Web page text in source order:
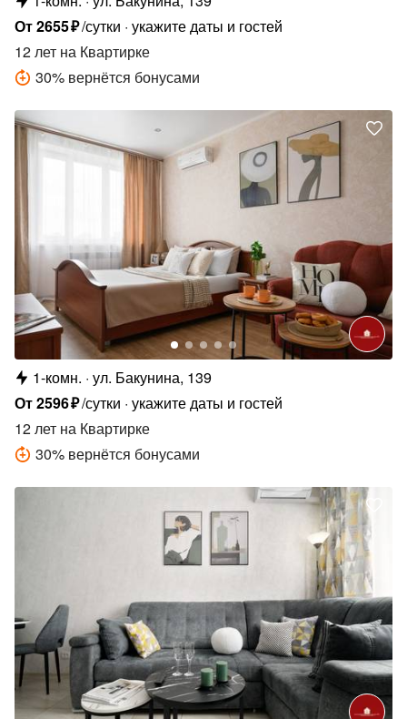
От2655₽/сутки укажите даты и гостей
12 лет на Квартирке
30% вернётся бонусами
1-комн. ул. Бакунина, 139
От2596₽/сутки укажите даты и гостей
12 лет на Квартирке
30% вернётся бонусами